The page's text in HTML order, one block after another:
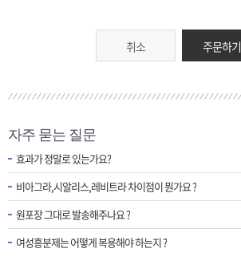
취소 주문하기
자주 묻는 질문
효과가 정말로 있는가요?
비아그라,시알리스,레비트라 차이점이 뭔가요 ?
원포장 그대로 발송해주나요 ?
여성흥분제는 어떻게 복용해야 하는지 ?